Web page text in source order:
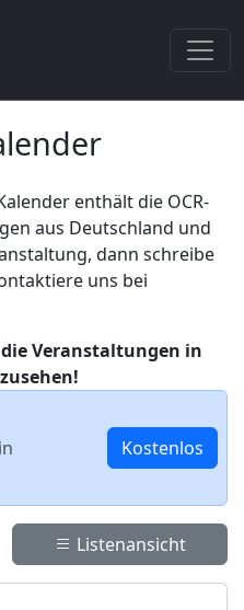
enthält die OCR-
aus Deutschland und
dann schreibe
uns bei
Veranstaltungen in
Kostenlos
Listenansicht